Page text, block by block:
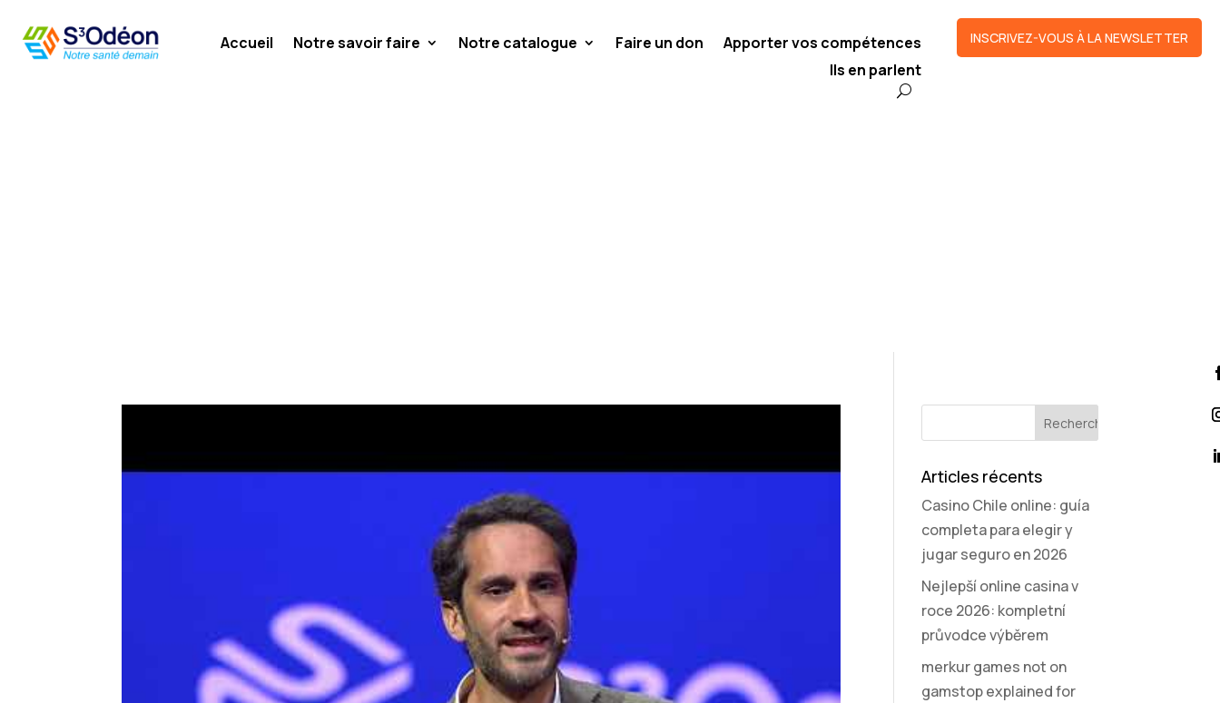
INSCRIVEZ-VOUS À LA NEWSLETTER
Accueil Notre savoir faire Notre catalogue Faire un don
Apporter vos compétences
Ils en parlent
Articles récents
Casino Chile online: guía
completa para elegir y
jugar seguro en 2026
Nejlepší online casina v
roce 2026: kompletní
průvodce výběrem
merkur games not on
gamstop explained for